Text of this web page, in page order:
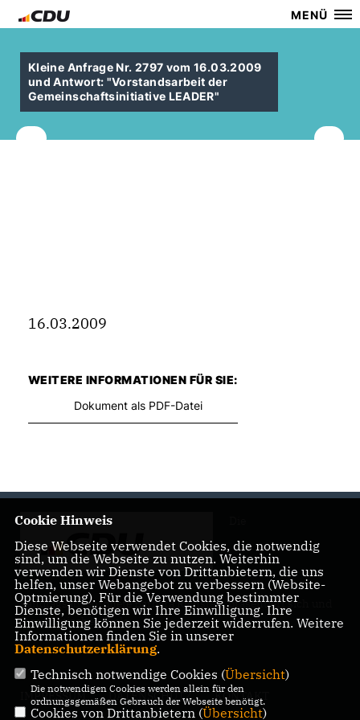
MENÜ
Kleine Anfrage Nr. 2797 vom 16.03.2009
und Antwort: "Vorstandsarbeit der
Gemeinschaftsinitiative LEADER"
16.03.2009
WEITERE INFORMATIONEN FÜR SIE:
Dokument als PDF-Datei
Landtagsabgeordnete Barbara Richstein präsentiert sich und
ihre politischen Ziele.
IMPRESSUM DATENSCHUTZ KONTAKT
Cookie Hinweis
Diese Webseite verwendet Cookies, die notwendig
sind, um die Webseite zu nutzen. Weiterhin
verwenden wir Dienste von Drittanbietern, die uns
helfen, unser Webangebot zu verbessern (Website-
Optmierung). Für die Verwendung bestimmter
Dienste, benötigen wir Ihre Einwilligung. Ihre
Einwilligung können Sie jederzeit widerrufen. Weitere
Informationen finden Sie in unserer
Datenschutzerklärung.
Technisch notwendige Cookies (Übersicht)
Die notwendigen Cookies werden allein für den
ordnungsgemäßen Gebrauch der Webseite benötigt.
Cookies von Drittanbietern (Übersicht)